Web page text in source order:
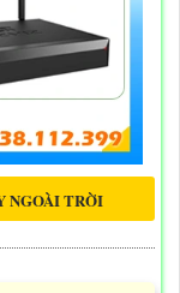
NGOÀI TRỜI